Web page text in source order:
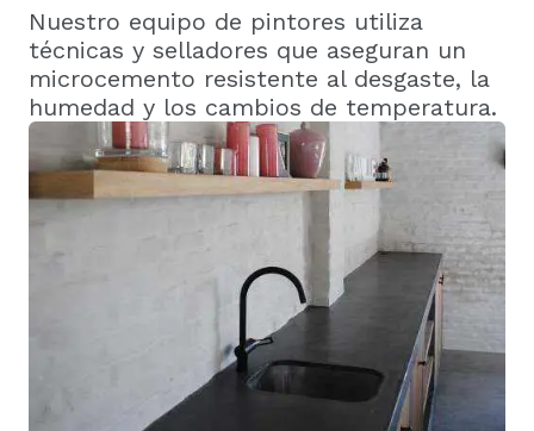
Nuestro equipo de pintores utiliza
técnicas y selladores que aseguran un
microcemento resistente al desgaste, la
humedad y los cambios de temperatura.